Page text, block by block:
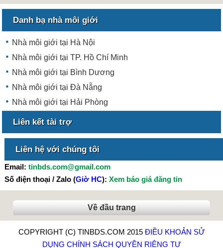
Danh bạ nhà môi giới
Nhà môi giới tại Hà Nội
Nhà môi giới tại TP. Hồ Chí Minh
Nhà môi giới tại Bình Dương
Nhà môi giới tại Đà Nẵng
Nhà môi giới tại Hải Phòng
Liên kết tài trợ
Liên hệ với chúng tôi
Email: tinbds.com@gmail.com
Số điện thoại / Zalo (Giờ HC): Xem báo giá đăng tin
Về đầu trang
COPYRIGHT (C) TINBDS.COM 2015 ĐIỀU KHOẢN SỬ
DỤNG CHÍNH SÁCH QUYỀN RIÊNG TƯ